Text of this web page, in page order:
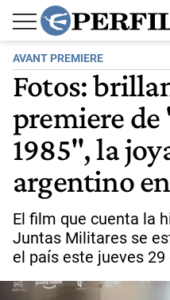
AVANT PREMIERE
Fotos:
premiere
1985", la
argentino
El film que cuenta la
Juntas Militares se
el país este jueves